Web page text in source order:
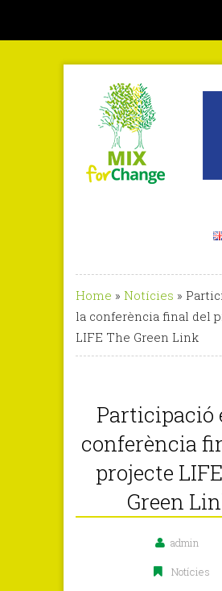
Home » Notícies »
la conferència final del
LIFE The Green Link
Participació
conferència
projecte
Green
admin
Notícies